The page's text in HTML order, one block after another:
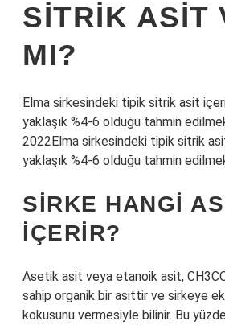
SITRIK ASIT
MI?
Elma sirkesindeki tipik sitrik asit
yaklaşık %4-6 olduğu tahmin
2022Elma sirkesindeki tipik sitrik
yaklaşık %4-6 olduğu tahmin
SIRKE HANGI
IÇERIR?
Asetik asit veya etanoik asit,
sahip organik bir asittir ve sirkeye
kokusunu vermesiyle bilinir. Bu